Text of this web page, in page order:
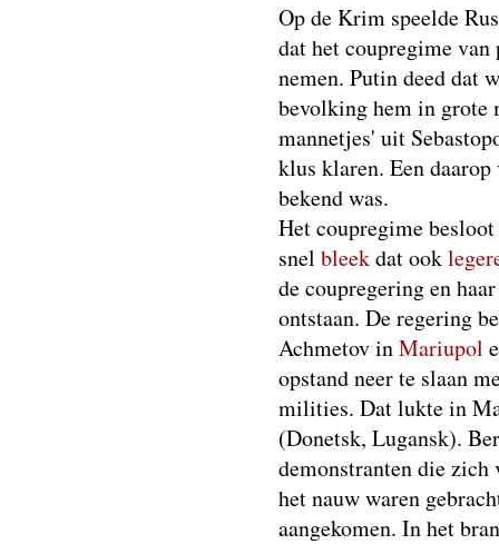
Op de Krim speelde
dat het coupregime van
nemen. Putin deed dat
bevolking hem in grote
mannetjes' uit
klus klaren. Een
bekend was.
Het coupregime
snel bleekdat ook
de coupregering en
ontstaan. De regering
Achmetov inMariupol
opstand neer te slaan
milities. Dat lukte in
(Donetsk, Lugansk).
demonstranten die zich
het nauw waren
aangekomen. In het